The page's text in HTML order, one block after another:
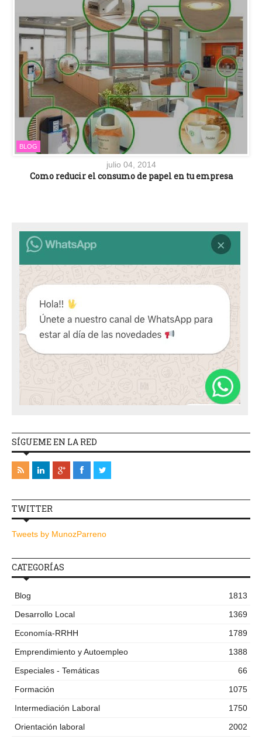
BLOG
julio 04, 2014
Como reducir el consumo de papel en tu empresa
SÍGUEME EN LA RED
TWITTER
Tweets by MunozParreno
CATEGORÍAS
Blog
1813
Desarrollo Local
1369
Economía-RRHH
1789
Emprendimiento y Autoempleo
1388
Especiales - Temáticas
66
Formación
1075
Intermediación Laboral
1750
Orientación laboral
2002